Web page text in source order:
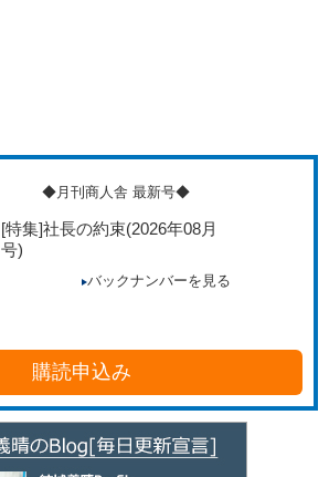
◆月刊商人舎 最新号◆
[特集]社長の約束(2026年08月
号)
バックナンバーを見る
購読申込み